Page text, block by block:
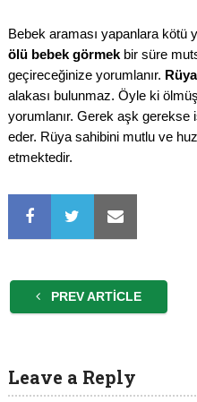
Bebek araması yapanlara kötü
ölü bebek görmek bir süre
geçireceğinize yorumlanır.
alakası bulunmaz. Öyle ki
yorumlanır. Gerek aşk gerekse
eder. Rüya sahibini mutlu ve
etmektedir.
PREV ARTICLE
Leave a Reply